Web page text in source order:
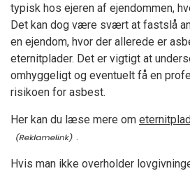
typisk hos ejeren af ejendommen,
Det kan dog være svært at fastslå
en ejendom, hvor der allerede er
eternitplader. Det er vigtigt at
omhyggeligt og eventuelt få en
risikoen for asbest.
Her kan du læse mere om
.
Hvis man ikke overholder